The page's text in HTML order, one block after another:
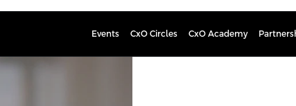
Events CxO Circles CxO Academy